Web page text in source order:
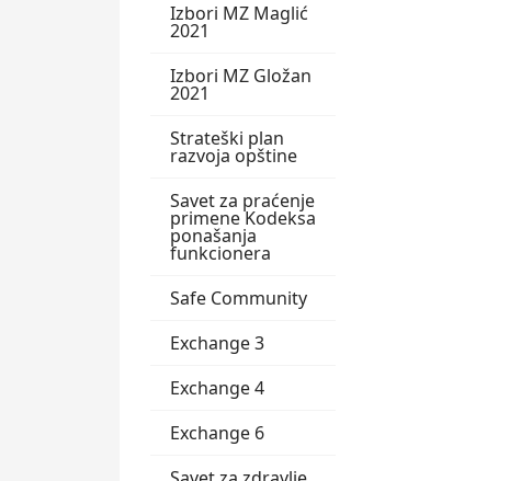
Izbori MZ Maglić
2021
Izbori MZ Gložan
2021
Strateški plan
razvoja opštine
Savet za praćenje
primene Kodeksa
ponašanja
funkcionera
Safe Community
Exchange 3
Exchange 4
Exchange 6